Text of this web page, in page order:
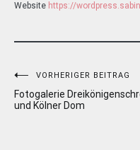
Website https://
VORHERIGER BEITRAG
Fotogalerie
und Kölner Dom